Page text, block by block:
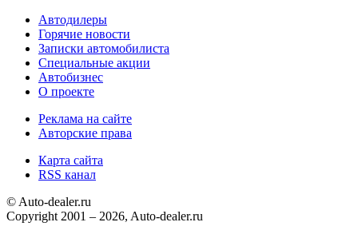
Автодилеры
Горячие новости
Записки автомобилиста
Специальные акции
Автобизнес
О проекте
Реклама на сайте
Авторские права
Карта сайта
RSS канал
© Auto-dealer.ru
Copyright 2001 – 2026, Auto-dealer.ru